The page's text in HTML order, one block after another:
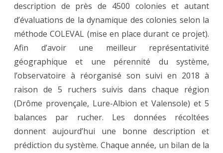
description de près de 4500 colonies et autant
d’évaluations de la dynamique des colonies selon la
méthode COLEVAL (mise en place durant ce projet).
Afin d’avoir une meilleur représentativité
géographique et une pérennité du système,
l’observatoire à réorganisé son suivi en 2018 à
raison de 5 ruchers suivis dans chaque région
(Drôme provençale, Lure-Albion et Valensole) et 5
balances par rucher. Les données récoltées
donnent aujourd’hui une bonne description et
prédiction du système. Chaque année, un bilan de la